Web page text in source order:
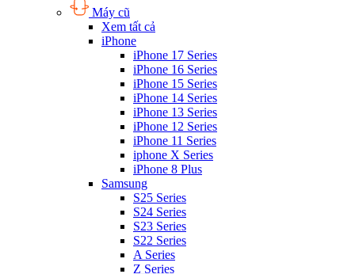
Máy cũ
Xem tất cả
iPhone
iPhone 17 Series
iPhone 16 Series
iPhone 15 Series
iPhone 14 Series
iPhone 13 Series
iPhone 12 Series
iPhone 11 Series
iphone X Series
iPhone 8 Plus
Samsung
S25 Series
S24 Series
S23 Series
S22 Series
A Series
Z Series